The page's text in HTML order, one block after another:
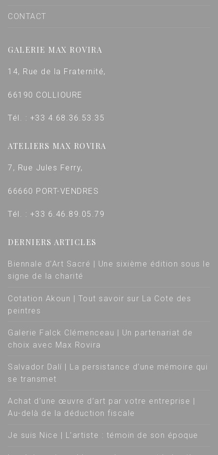
CONTACT
GALERIE MAX ROVIRA
14, Rue de la Fraternité,
66190 COLLIOURE
Tél. : +33 4.68.36.53.35
ATELIERS MAX ROVIRA
7, Rue Jules Ferry,
66660 PORT-VENDRES
Tél. : +33 6.46.89.05.79
DERNIERS ARTICLES
Biennale d’Art Sacré | Une sixième édition sous le
signe de la charité
Cotation Akoun | Tout savoir sur La Cote des
peintres
Galerie Falck Clémenceau | Un partenariat de
choix avec Max Rovira
Salvador Dalí | La persistance d’une mémoire qui
se transmet
Achat d’une œuvre d’art par votre entreprise |
Au-delà de la déduction fiscale
Je suis Nice | L’artiste : témoin de son époque